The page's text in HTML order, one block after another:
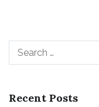
Recent Posts